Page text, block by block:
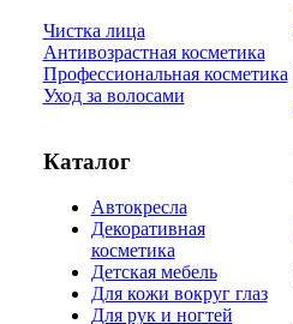
Чистка лица
Антивозрастная косметика
Профессиональная косметика
Уход за волосами
Каталог
Автокресла
Декоративная
косметика
Детская мебель
Для кожи вокруг глаз
Для рук и ногтей